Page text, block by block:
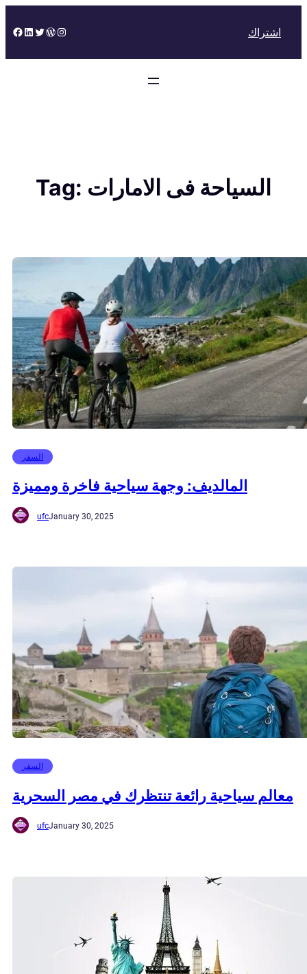
to
Facebook
LinkedIn
Twitter
WordPress
Instagram اشتراك
Tag: السياحة فى الامارات
السفر
المالديف: وجهة سياحية فاخرة ومميزة
ufcJanuary 30, 2025
السفر
معالم سياحية رائعة تنتظرك في مصر السحرية
ufcJanuary 30, 2025